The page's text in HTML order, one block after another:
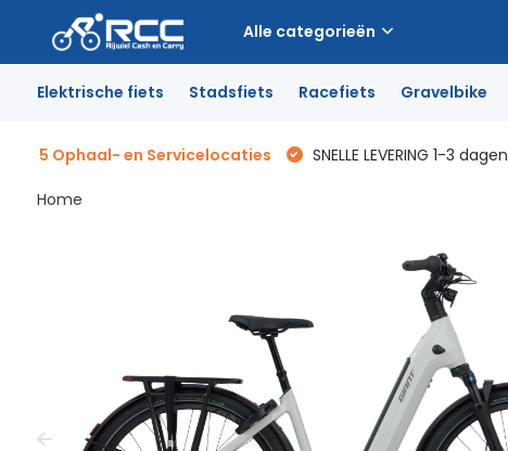
Alle categorieën
Elektrische fiets Stadsfiets Racefiets Gravelbike
5 Ophaal- en Servicelocaties SNELLE LEVERING 1-3 dagen
Home